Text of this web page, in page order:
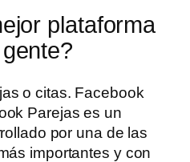
plataforma
o citas. Facebook
Parejas es un
por una de las
importantes y con